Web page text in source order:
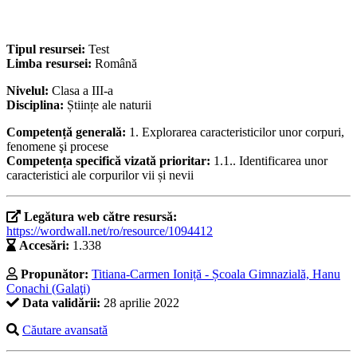
Tipul resursei: Test
Limba resursei: Română
Nivelul: Clasa a III-a
Disciplina: Științe ale naturii
Competență generală: 1. Explorarea caracteristicilor unor corpuri,
fenomene şi procese
Competența specifică vizată prioritar: 1.1.. Identificarea unor
caracteristici ale corpurilor vii și nevii
Legătura web către resursă:
https://wordwall.net/ro/resource/1094412
Accesări: 1.338
Propunător: Titiana-Carmen Ioniță - Școala Gimnazială, Hanu
Conachi (Galaţi)
Data validării: 28 aprilie 2022
Căutare avansată